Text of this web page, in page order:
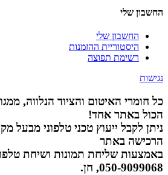
החשבון שלי
החשבון שלי
היסטוריית ההזמנות
רשימת תפוצה
נגישות
כל חומרי האיטום והציוד הנלווה,
הכול באתר אחד!
ניתן לקבל ייעוץ טכני טלפוני מבעל
הרכישה באתר
באמצעות שליחת תמונות ושיחת
050-9099068, חן.